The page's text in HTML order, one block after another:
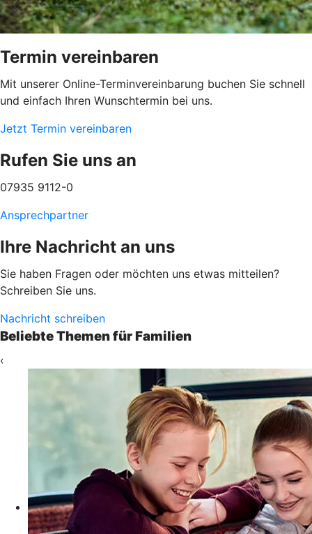
Termin vereinbaren
Mit unserer Online-Terminvereinbarung buchen Sie schnell
und einfach Ihren Wunschtermin bei uns.
Jetzt Termin vereinbaren
Rufen Sie uns an
07935 9112-0
Ansprechpartner
Ihre Nachricht an uns
Sie haben Fragen oder möchten uns etwas mitteilen?
Schreiben Sie uns.
Nachricht schreiben
Beliebte Themen für Familien
‹